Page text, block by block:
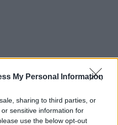
My Personal Information
sharing to third parties, or
sensitive information for
use the below opt-out